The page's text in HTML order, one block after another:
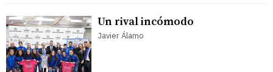
Un rival incómodo
Javier Álamo